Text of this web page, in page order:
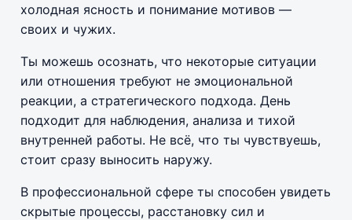
холодная ясность и понимание мотивов —
своих и чужих.
Ты можешь осознать, что некоторые ситуации
или отношения требуют не эмоциональной
реакции, а стратегического подхода. День
подходит для наблюдения, анализа и тихой
внутренней работы. Не всё, что ты чувствуешь,
стоит сразу выносить наружу.
В профессиональной сфере ты способен увидеть
скрытые процессы, расстановку сил и